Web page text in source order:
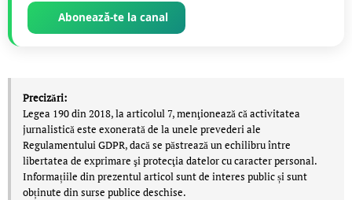
Abonează-te la canal
Precizări:
Legea 190 din 2018, la articolul 7, menţionează că activitatea
jurnalistică este exonerată de la unele prevederi ale
Regulamentului GDPR, dacă se păstrează un echilibru între
libertatea de exprimare şi protecţia datelor cu caracter personal.
Informațiile din prezentul articol sunt de interes public și sunt
obținute din surse publice deschise.